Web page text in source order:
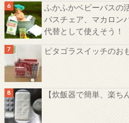
ふかふかベビーバスの
バスチェア、マカロン
代替として使えそう！
ピタゴラスイッチのお
【炊飯器で簡単、楽